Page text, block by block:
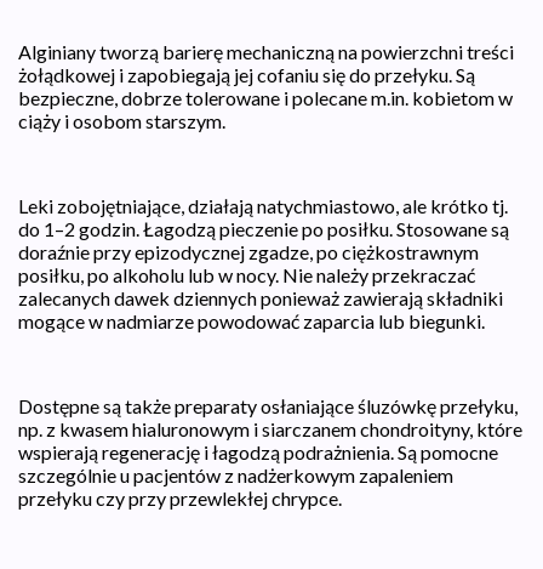
Alginiany tworzą barierę mechaniczną na powierzchni treści
żołądkowej i zapobiegają jej cofaniu się do przełyku. Są
bezpieczne, dobrze tolerowane i polecane m.in. kobietom w
ciąży i osobom starszym.
Leki zobojętniające, działają natychmiastowo, ale krótko tj.
do 1–2 godzin. Łagodzą pieczenie po posiłku. Stosowane są
doraźnie przy epizodycznej zgadze, po ciężkostrawnym
posiłku, po alkoholu lub w nocy. Nie należy przekraczać
zalecanych dawek dziennych ponieważ zawierają składniki
mogące w nadmiarze powodować zaparcia lub biegunki.
Dostępne są także preparaty osłaniające śluzówkę przełyku,
np. z kwasem hialuronowym i siarczanem chondroityny, które
wspierają regenerację i łagodzą podrażnienia. Są pomocne
szczególnie u pacjentów z nadżerkowym zapaleniem
przełyku czy przy przewlekłej chrypce.